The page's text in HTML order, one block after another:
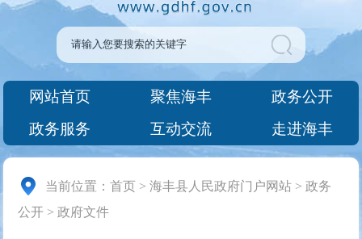
网站首页 聚焦海丰
政务公开
政务服务
互动交流 走进海丰
当前位置：首页 >海丰县人民政府门户网站 >政务
公开 >政府文件